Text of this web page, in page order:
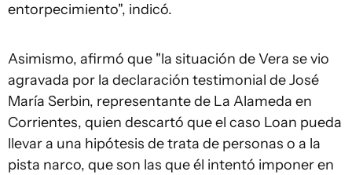
entorpecimiento", indicó.
Asimismo, afirmó que "la situación de Vera se vio
agravada por la declaración testimonial de José
María Serbin, representante de La Alameda en
Corrientes, quien descartó que el caso Loan pueda
llevar a una hipótesis de trata de personas o a la
pista narco, que son las que él intentó imponer en